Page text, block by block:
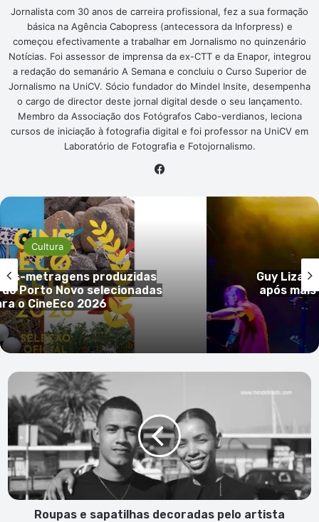
Jornalista com 30 anos de carreira profissional, fez a sua formação
básica na Agência Cabopress (antecessora da Inforpress) e
começou efectivamente a trabalhar em Jornalismo no quinzenário
Notícias. Foi assessor de imprensa da ex-CTT e da Enapor, integrou
a redação do semanário A Semana e concluiu o Curso Superior de
Jornalismo na UniCV. Sócio fundador do Mindel Insite, desempenha
o cargo de director deste jornal digital desde o seu lançamento.
Membro da Associação dos Fotógrafos Cabo-verdianos, leciona
cursos de iniciação à fotografia digital e foi professor na UniCV em
Laboratório de Fotografia e Fotojornalismo.
Guy Lizardo quer gravar o
após mais de 30 anos de carreira
palcos
Roupas
e
sapatilhas
decoradas
pelo
artista
"Blooting"
apresentadas
em
desfileRoupas e sapatilhas decoradas pelo artista